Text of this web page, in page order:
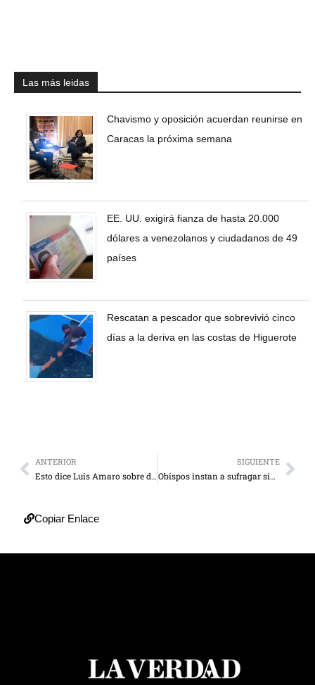
Las más leidas
Chavismo y oposición acuerdan reunirse en
Caracas la próxima semana
EE. UU. exigirá fianza de hasta 20.000
dólares a venezolanos y ciudadanos de 49
países
Rescatan a pescador que sobrevivió cinco
días a la deriva en las costas de Higuerote
ANTERIOR
Esto dice Luis Amaro sobre destitución de Lipson Nava
SIGUIENTE
Obispos instan a sufragar sin “sentimentalismos” en municipales
Copiar Enlace